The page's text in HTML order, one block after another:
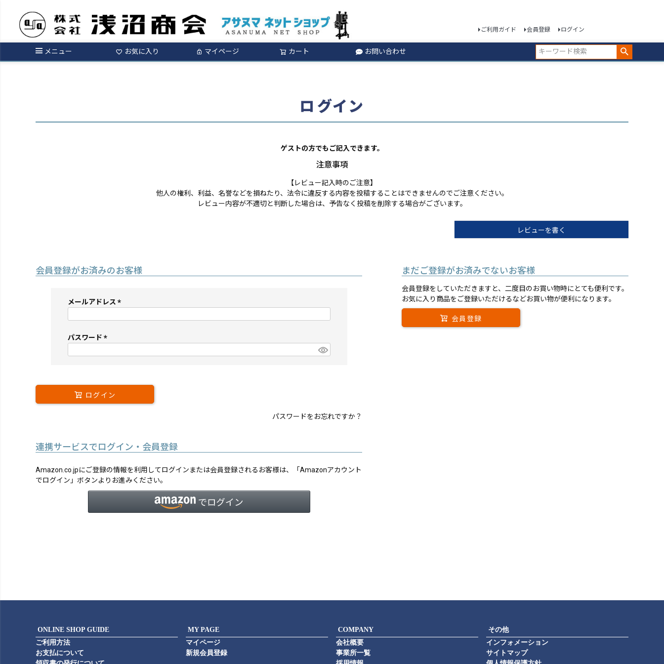
ご利用ガイド 会員登録 ログイン
メニュー お気に入り マイページ カート お問い合わせ
検索
ログイン
ゲストの方でもご記入できます。
注意事項
【レビュー記入時のご注意】
他人の権利、利益、名誉などを損ねたり、法令に違反する内容を投稿することはできませんのでご注意ください。
レビュー内容が不適切と判断した場合は、予告なく投稿を削除する場合がございます。
レビューを書く
会員登録がお済みのお客様
メールアドレス
須)
パスワード
須)
ログイン
パスワードをお忘れですか？
連携サービスでログイン・会員登録
Amazon.co.jpにご登録の情報を利用してログインまたは会員登録されるお客様は、「Amazonアカウント
でログイン」ボタンよりお進みください。
まだご登録がお済みでないお客様
会員登録をしていただきますと、二度目のお買い物時にとても便利です。
お気に入り商品をご登録いただけるなどお買い物が便利になります。
会員登録
ONLINE SHOP GUIDE
ご利用方法
お支払について
MY PAGE
マイページ
新規会員登録
COMPANY
会社概要
事業所一覧
その他
インフォメーション
サイトマップ